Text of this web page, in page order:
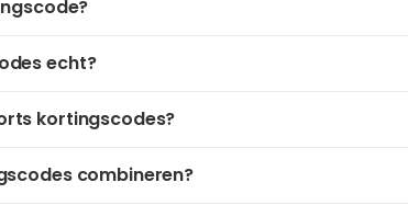
echt?
kortingscodes?
combineren?